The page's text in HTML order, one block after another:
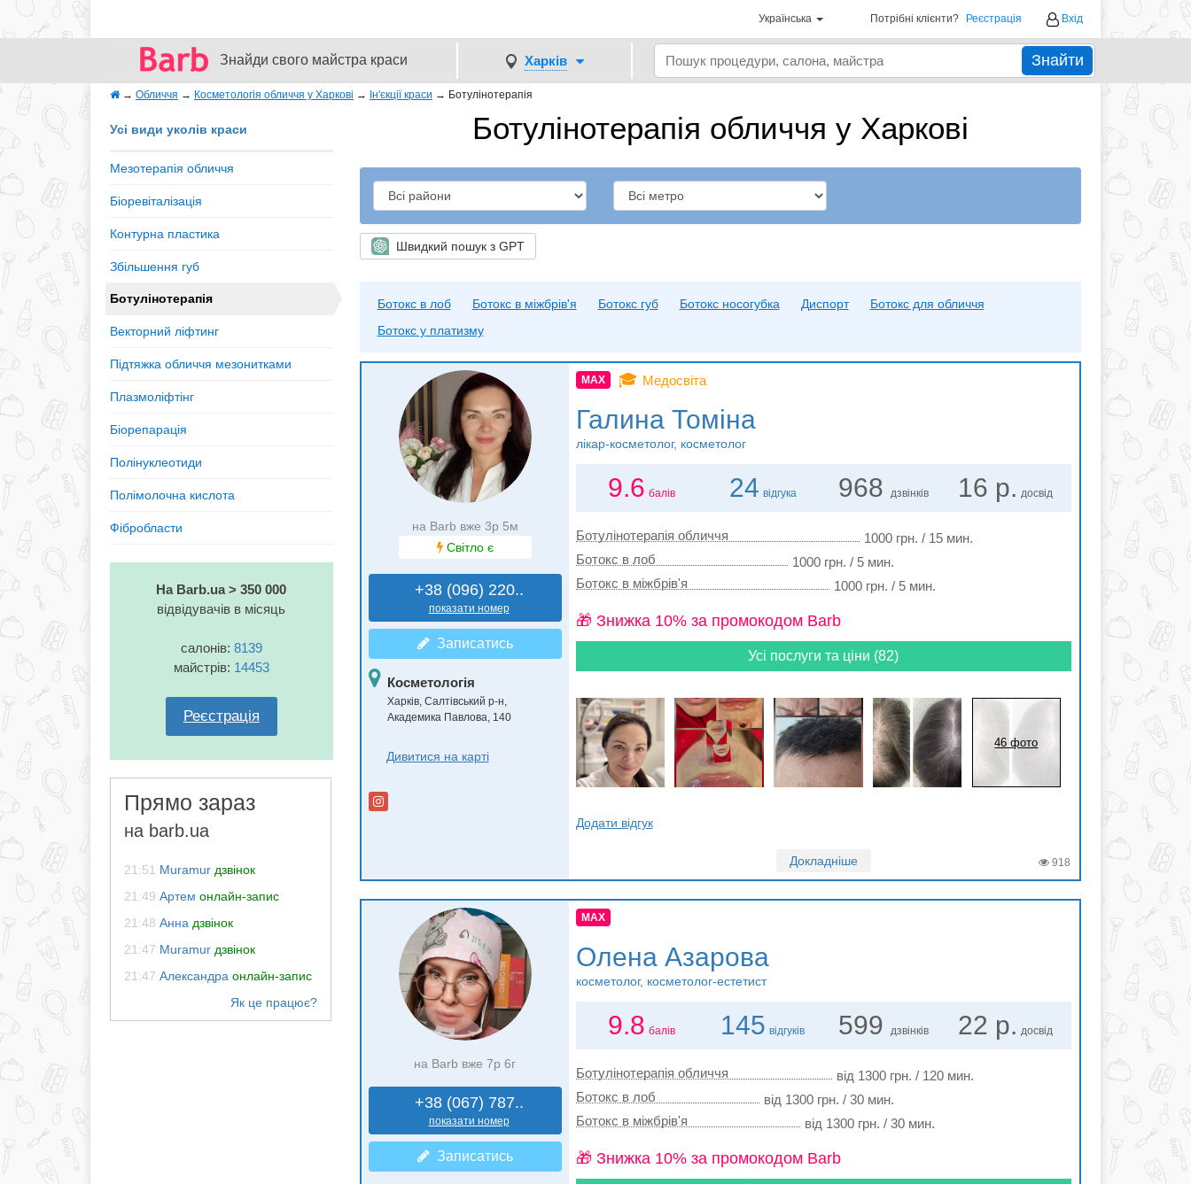
Українська Потрібні клієнти? Реєстрація Вхід
Знайди свого майстра краси Харків Знайти
→ Обличчя → Косметологія обличчя у Харкові → Ін'єкції краси → Ботулінотерапія
Ботулінотерапія обличчя у Харкові
Швидкий пошук з GPT
Ботокс в лоб Ботокс в міжбрів'я Ботокс губ Ботокс носогубка Диспорт
Ботокс для обличчя
Ботокс у платизму
Усі види уколів краси
Мезотерапія обличчя
Біоревіталізація
Контурна пластика
Збільшення губ
Ботулінотерапія
Векторний ліфтинг
Підтяжка обличчя мезонитками
Плазмоліфтінг
Біорепарація
Полінуклеотиди
Полімолочна кислота
Фібробласти
На Barb.ua > 350 000
відвідувачів в місяць
салонів: 8139
майстрів: 14453
Реєстрація
Прямо зараз
на barb.ua
21:51 Muramur дзвінок
21:49 Артем онлайн-запис
21:48 Анна дзвінок
21:47 Muramur дзвінок
21:47 Александра онлайн-запис
на Barb вже 3р 5м
Світло є
+38 (096) 220..
показати номер
Записатись
Косметологія
Харків, Салтівський р-н,
Академика Павлова, 140
Дивитися на карті
MAX 🎓 Медосвіта
Галина Томіна
лікар-косметолог, косметолог
9.6 балів 24 відгука 968 дзвінків 16 р. досвід
Ботулінотерапія обличчя
1000 грн. / 15 мин.
Ботокс в лоб
1000 грн. / 5 мин.
Ботокс в міжбрів'я
1000 грн. / 5 мин.
🎁 Знижка 10% за промокодом Barb
Усі послуги та ціни (82)
46 фото
Додати відгук
Докладніше 918
на Barb вже 7р 6г
+38 (067) 787..
показати номер
Записатись
MAX
Олена Азарова
косметолог, косметолог-естетист
9.8 балів 145 відгуків 599 дзвінків 22 р. досвід
Ботулінотерапія обличчя
від 1300 грн. / 120 мин.
Ботокс в лоб
від 1300 грн. / 30 мин.
Ботокс в міжбрів'я
від 1300 грн. / 30 мин.
🎁 Знижка 10% за промокодом Barb